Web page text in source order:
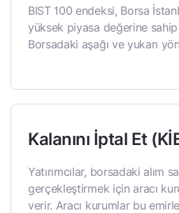
BIST 100 endeksi, Borsa
yüksek piyasa değerine
Borsadaki aşağı ve yukarı
Kalanını İptal Et
Yatırımcılar, borsadaki alım
gerçekleştirmek için aracı
verir. Aracı kurumlar bu